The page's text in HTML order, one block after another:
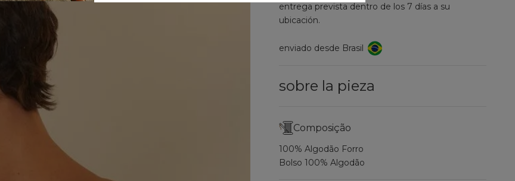
entrega prevista dentro de los 7 días a su
ubicación.
enviado desde Brasil
sobre la pieza
Composição
100% Algodão Forro
Bolso 100% Algodão